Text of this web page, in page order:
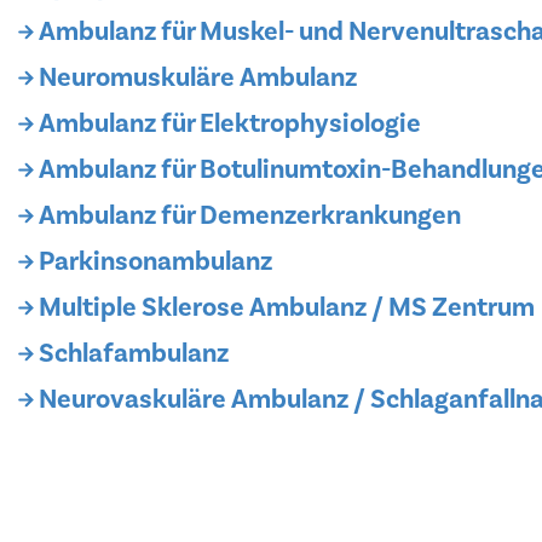
Ambulanz für Muskel- und
Neuromuskuläre Ambulanz
Ambulanz für Elektrophysiologie
Ambulanz für Botulinumtoxin-
Ambulanz für Demenzerkrankungen
Parkinsonambulanz
Multiple Sklerose Ambulanz / MS Zentrum
Schlafambulanz
Neurovaskuläre Ambulanz /